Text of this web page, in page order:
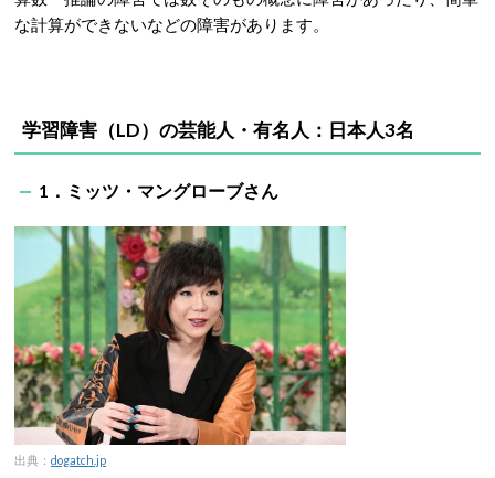
な計算ができないなどの障害があります。
学習障害（LD）の芸能人・有名人：日本人3名
1．ミッツ・マングローブさん
出典： dogatch.jp